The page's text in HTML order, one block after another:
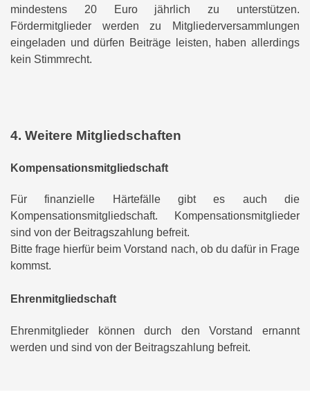
mindestens 20 Euro jährlich zu unterstützen.
Fördermitglieder werden zu Mitgliederversammlungen
eingeladen und dürfen Beiträge leisten, haben allerdings
kein Stimmrecht.
4. Weitere Mitgliedschaften
Kompensationsmitgliedschaft
Für finanzielle Härtefälle gibt es auch die
Kompensationsmitgliedschaft. Kompensationsmitglieder
sind von der Beitragszahlung befreit.
Bitte frage hierfür beim Vorstand nach, ob du dafür in Frage
kommst.
Ehrenmitgliedschaft
Ehrenmitglieder können durch den Vorstand ernannt
werden und sind von der Beitragszahlung befreit.